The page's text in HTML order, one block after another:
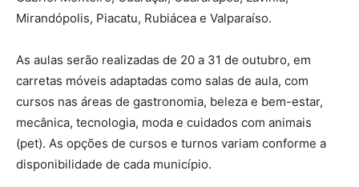
Mirandópolis, Piacatu, Rubiácea e Valparaíso.
As aulas serão realizadas de 20 a 31 de outubro, em
carretas móveis adaptadas como salas de aula, com
cursos nas áreas de gastronomia, beleza e bem-estar,
mecânica, tecnologia, moda e cuidados com animais
(pet). As opções de cursos e turnos variam conforme a
disponibilidade de cada município.